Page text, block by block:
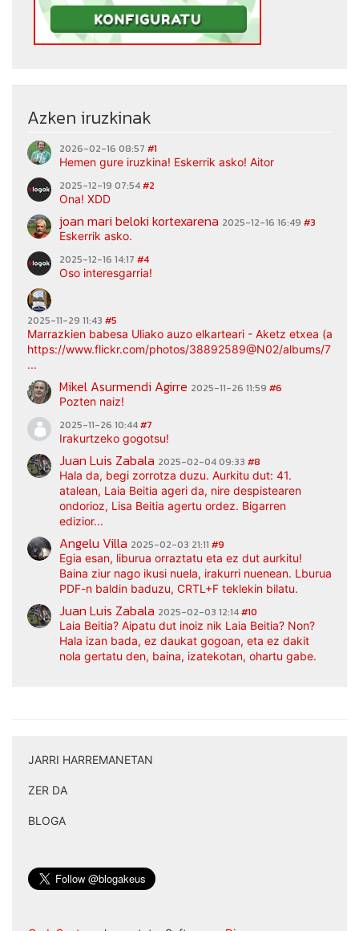
Azken iruzkinak
2026-02-16 08:57 #1
Hemen gure iruzkina! Eskerrik asko! Aitor
2025-12-19 07:54#2
Ona! XDD
joan mari beloki kortexarena 2025-12-16 16:49 #3
Eskerrik asko.
2025-12-16 14:17 #4
Oso interesgarria!
2025-11-29 11:43 #5
Marrazkien babesa Uliako auzo elkarteari - Aketz etxea
https://www.flickr.com/photos/38892589@N02/albums/
...
Mikel Asurmendi Agirre 2025-11-26 11:59 #6
Pozten naiz!
2025-11-26 10:44#7
Irakurtzeko gogotsu!
Juan Luis Zabala 2025-02-04 09:33 #8
Hala da, begi zorrotza duzu. Aurkitu dut: 41.
atalean, Laia Beitia ageri da, nire despistearen
ondorioz, Lisa Beitia agertu ordez. Bigarren
edizior...
Angelu Villa 2025-02-03 21:11 #9
Egia esan, liburua orraztatu eta ez dut aurkitu!
Baina ziur nago ikusi nuela, irakurri nuenean. Lburua
PDF-n baldin baduzu, CRTL+F teklekin bilatu.
Juan Luis Zabala 2025-02-03 12:14#10
Laia Beitia? Aipatu dut inoiz nik Laia Beitia? Non?
Hala izan bada, ez daukat gogoan, eta ez dakit
nola gertatu den, baina, izatekotan, ohartu gabe.
JARRI HARREMANETAN
ZER DA
BLOGA